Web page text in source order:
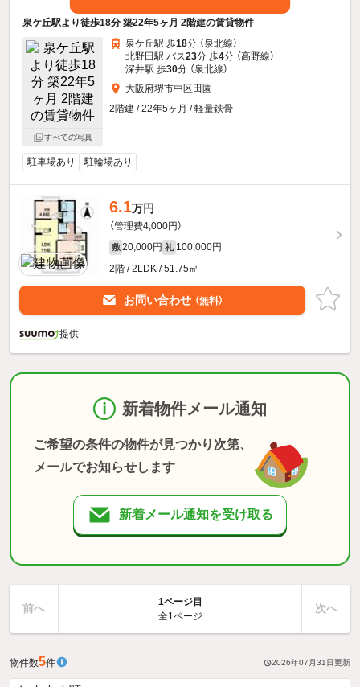
泉ケ丘駅より徒歩18分 築22年5ヶ月 2階建の賃貸物件
すべての写真
泉ケ丘駅 歩18分 （泉北線）
北野田駅 バス23分 歩4分 （高野線）
深井駅 歩30分 （泉北線）
大阪府堺市中区田園
2階建 / 22年5ヶ月 / 軽量鉄骨
駐車場あり 駐輪場あり
6.1万円
（管理費4,000円）
敷 20,000円 礼 100,000円
2階 / 2LDK / 51.75㎡
お問い合わせ （無料）
提供
新着物件メール通知
ご希望の条件の物件が見つかり次第、
メールでお知らせします
新着メール通知を受け取る
前へ
1ページ目
全1ページ
次へ
物件数5件 2026年07月31日更新